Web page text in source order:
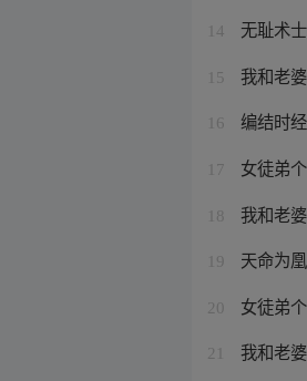
14 无耻术
15 我和老
16 编结时
17 女徒弟
18 我和老
19 天命为
20 女徒弟
21 我和老